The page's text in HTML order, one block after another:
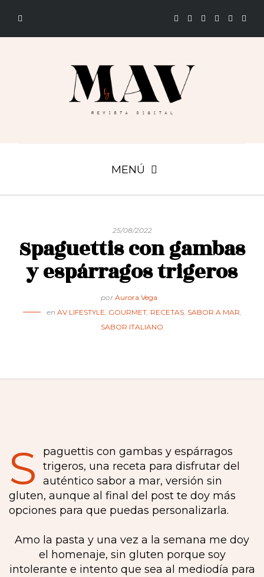
MENÚ
25/08/2022
Spaguettis con gambas
y espárragos trigeros
por Aurora Vega
en AV LIFESTYLE, GOURMET, RECETAS, SABOR A MAR,
SABOR ITALIANO
S
paguettis con gambas y espárragos
trigeros, una receta para disfrutar del
auténtico sabor a mar, versión sin
gluten, aunque al final del post te doy más
opciones para que puedas personalizarla.
Amo la pasta y una vez a la semana me doy
el homenaje, sin gluten porque soy
intolerante e intento que sea al mediodía para